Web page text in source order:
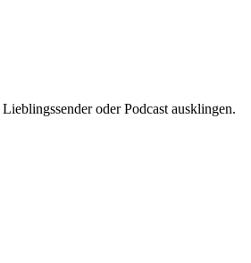
oder Podcast ausklingen.